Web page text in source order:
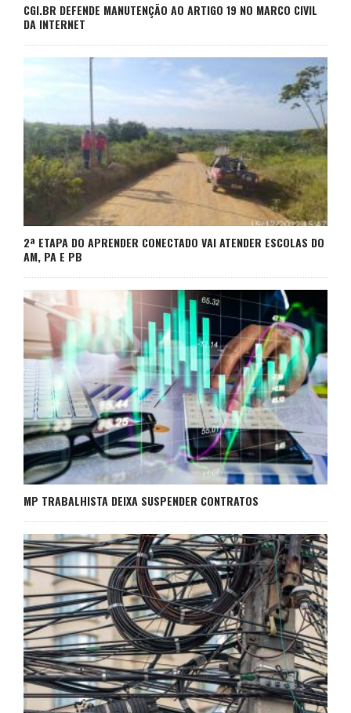
CGI.BR DEFENDE MANUTENÇÃO AO ARTIGO 19 NO MARCO CIVIL
DA INTERNET
2ª ETAPA DO APRENDER CONECTADO VAI ATENDER ESCOLAS DO
AM, PA E PB
MP TRABALHISTA DEIXA SUSPENDER CONTRATOS